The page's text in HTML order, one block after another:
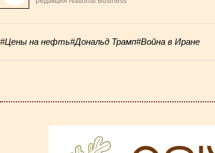
#Цены на нефть#Дональд Трамп#Война в Иране